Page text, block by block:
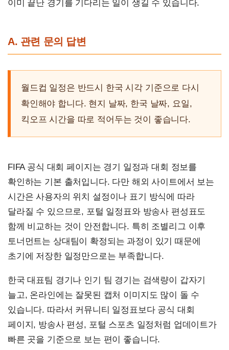
이미 끝난 경기를 기다리는 일이 생길 수 있습니다.
A. 관련 문의 답변
월드컵 일정은 반드시 한국 시각 기준으로 다시
확인해야 합니다. 현지 날짜, 한국 날짜, 요일,
킥오프 시간을 따로 적어두는 것이 좋습니다.
FIFA 공식 대회 페이지는 경기 일정과 대회 정보를
확인하는 기본 출처입니다. 다만 해외 사이트에서 보는
시간은 사용자의 위치 설정이나 표기 방식에 따라
달라질 수 있으므로, 포털 일정표와 방송사 편성표도
함께 비교하는 것이 안전합니다. 특히 조별리그 이후
토너먼트는 상대팀이 확정되는 과정이 있기 때문에
초기에 저장한 일정만으로는 부족합니다.
한국 대표팀 경기나 인기 팀 경기는 검색량이 갑자기
늘고, 온라인에는 잘못된 캡처 이미지도 많이 돌 수
있습니다. 따라서 커뮤니티 일정표보다 공식 대회
페이지, 방송사 편성, 포털 스포츠 일정처럼 업데이트가
빠른 곳을 기준으로 보는 편이 좋습니다.